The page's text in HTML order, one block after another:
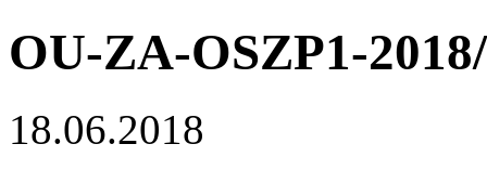
OU-ZA-OSZP1-
18.06.2018